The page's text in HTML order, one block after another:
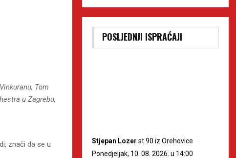
Tom
u Zagrebu,
znači da se u
POSLJEDNJI ISPRAĆAJI
Stjepan Lozer st.90 iz Orehovice
Ponedjeljak, 10. 08. 2026. u 14:00